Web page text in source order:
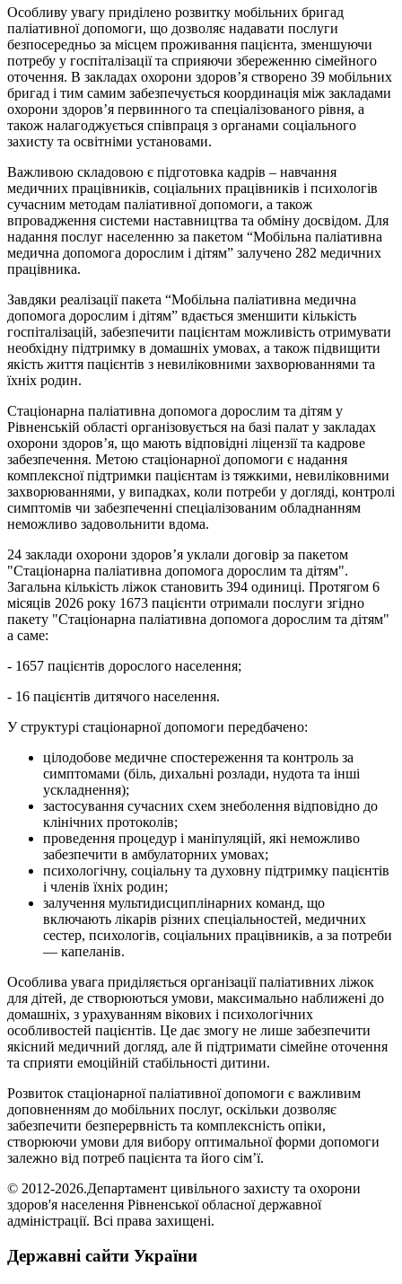
Особливу увагу приділено розвитку мобільних бригад
паліативної допомоги, що дозволяє надавати послуги
безпосередньо за місцем проживання пацієнта, зменшуючи
потребу у госпіталізації та сприяючи збереженню сімейного
оточення. В закладах охорони здоров’я створено 39 мобільних
бригад і тим самим забезпечується координація між закладами
охорони здоров’я первинного та спеціалізованого рівня, а
також налагоджується співпраця з органами соціального
захисту та освітніми установами.
Важливою складовою є підготовка кадрів – навчання
медичних працівників, соціальних працівників і психологів
сучасним методам паліативної допомоги, а також
впровадження системи наставництва та обміну досвідом. Для
надання послуг населенню за пакетом “Мобільна паліативна
медична допомога дорослим і дітям” залучено 282 медичних
працівника.
Завдяки реалізації пакета “Мобільна паліативна медична
допомога дорослим і дітям” вдається зменшити кількість
госпіталізацій, забезпечити пацієнтам можливість отримувати
необхідну підтримку в домашніх умовах, а також підвищити
якість життя пацієнтів з невиліковними захворюваннями та
їхніх родин.
Стаціонарна паліативна допомога дорослим та дітям у
Рівненській області організовується на базі палат у закладах
охорони здоров’я, що мають відповідні ліцензії та кадрове
забезпечення. Метою стаціонарної допомоги є надання
комплексної підтримки пацієнтам із тяжкими, невиліковними
захворюваннями, у випадках, коли потреби у догляді, контролі
симптомів чи забезпеченні спеціалізованим обладнанням
неможливо задовольнити вдома.
24 заклади охорони здоров’я уклали договір за пакетом
"Стаціонарна паліативна допомога дорослим та дітям".
Загальна кількість ліжок становить 394 одиниці. Протягом 6
місяців 2026 року 1673 пацієнти отримали послуги згідно
пакету "Стаціонарна паліативна допомога дорослим та дітям"
а саме:
- 1657 пацієнтів дорослого населення;
- 16 пацієнтів дитячого населення.
У структурі стаціонарної допомоги передбачено:
цілодобове медичне спостереження та контроль за
симптомами (біль, дихальні розлади, нудота та інші
ускладнення);
застосування сучасних схем знеболення відповідно до
клінічних протоколів;
проведення процедур і маніпуляцій, які неможливо
забезпечити в амбулаторних умовах;
психологічну, соціальну та духовну підтримку пацієнтів
і членів їхніх родин;
залучення мультидисциплінарних команд, що
включають лікарів різних спеціальностей, медичних
сестер, психологів, соціальних працівників, а за потреби
— капеланів.
Особлива увага приділяється організації паліативних ліжок
для дітей, де створюються умови, максимально наближені до
домашніх, з урахуванням вікових і психологічних
особливостей пацієнтів. Це дає змогу не лише забезпечити
якісний медичний догляд, але й підтримати сімейне оточення
та сприяти емоційній стабільності дитини.
Розвиток стаціонарної паліативної допомоги є важливим
доповненням до мобільних послуг, оскільки дозволяє
забезпечити безперервність та комплексність опіки,
створюючи умови для вибору оптимальної форми допомоги
залежно від потреб пацієнта та його сім’ї.
© 2012-2026.Департамент цивільного захисту та охорони
здоров'я населення Рівненської обласної державної
адміністрації. Всі права захищені.
Державні сайти України